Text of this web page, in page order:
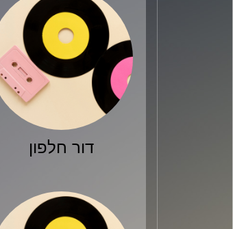
דור חלפון